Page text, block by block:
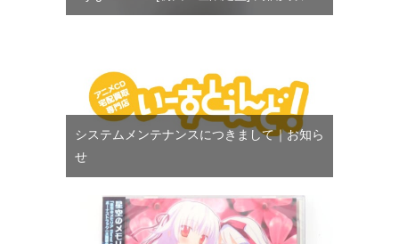
システムメンテナンスにつきまして｜お知ら
せ